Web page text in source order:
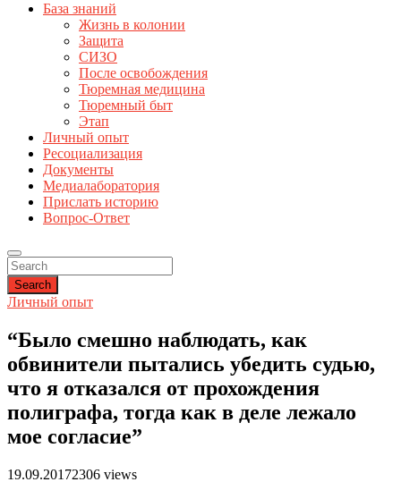
База знаний
Жизнь в колонии
Защита
СИЗО
После освобождения
Тюремная медицина
Тюремный быт
Этап
Личный опыт
Ресоциализация
Документы
Медиалаборатория
Прислать историю
Вопрос-Ответ
Search
Личный опыт
“Было смешно наблюдать, как
обвинители пытались убедить судью,
что я отказался от прохождения
полиграфа, тогда как в деле лежало
мое согласие”
19.09.20172306 views